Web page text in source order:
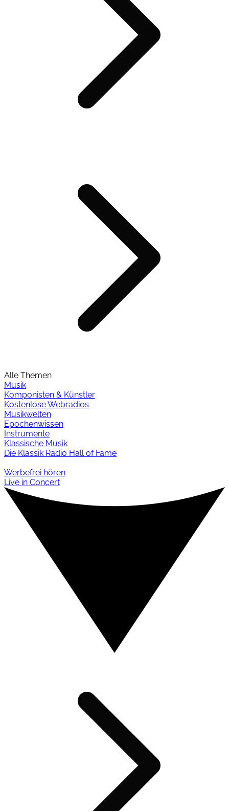
Alle Themen
Musik
Komponisten & Künstler
Kostenlose Webradios
Musikwelten
Epochenwissen
Instrumente
Klassische Musik
Die Klassik Radio Hall of Fame
Werbefrei hören
Live in Concert